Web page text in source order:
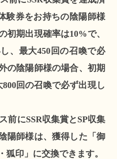
験券をお持ちの陰陽師様
初期出現確率は10%で、
、最大450回の召喚で必
の陰陽師様の場合、初期
回の召喚で必ず出現し
前にSSR収集賞とSP収集
陽師様は、獲得した「御
狐印」に交換できます。